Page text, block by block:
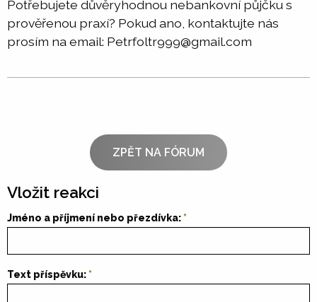
Potřebujete důvěryhodnou nebankovní půjčku s
prověřenou praxí? Pokud ano, kontaktujte nás
prosím na email: Petrfoltr999@gmail.com
ZPĚT NA FÓRUM
Vložit reakci
Jméno a příjmení nebo přezdívka:
Text příspěvku: